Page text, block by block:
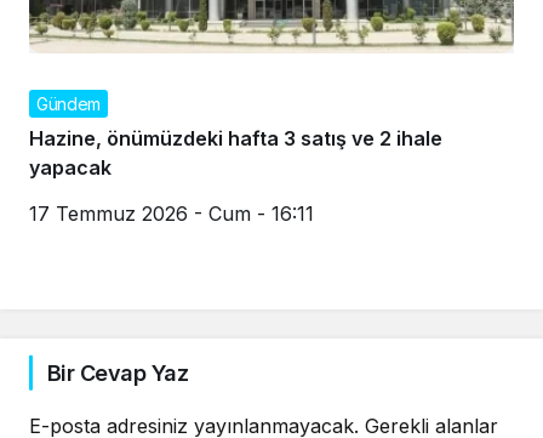
Gündem
Hazine, önümüzdeki hafta 3 satış ve 2 ihale
yapacak
17 Temmuz 2026 - Cum - 16:11
Bir Cevap Yaz
E-posta adresiniz yayınlanmayacak. Gerekli alanlar